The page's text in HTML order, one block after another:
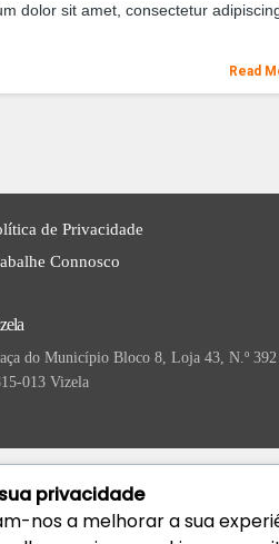
dolor sit amet, consectetur
Read
de Privacidade
Connosco
do Município Bloco 8, Loja 43, N.º 392
013 Vizela
privacidade
nos a melhorar a sua